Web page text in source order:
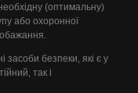
(оптимальну)
або охоронної
засоби безпеки, які є у
так і